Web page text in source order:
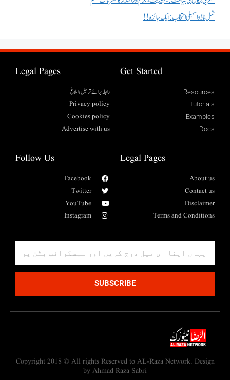
تمل ناڈو اسمبلی انتخاب : ایک جائزہ !!
Get Started
Resources
Tutorials
Examples
Docs
Legal Pages
رابطہ برائے ترسیل وابلاغ
Privacy policy
Cookies policy
Advertise with us
Legal Pages
About us
Contact us
Disclaimer
Terms and Conditions
Follow Us
Facebook
Twitter
YouTube
Instagram
SUBSCRIBE
Copyright 2018 © All rights Reserved to AL-Raza Network. Design
by Ahmad Raza Sabri